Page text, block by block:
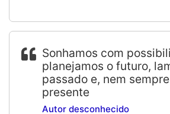
Sonhamos com
planejamos o futuro,
passado e, nem
presente
Autor desconhecido